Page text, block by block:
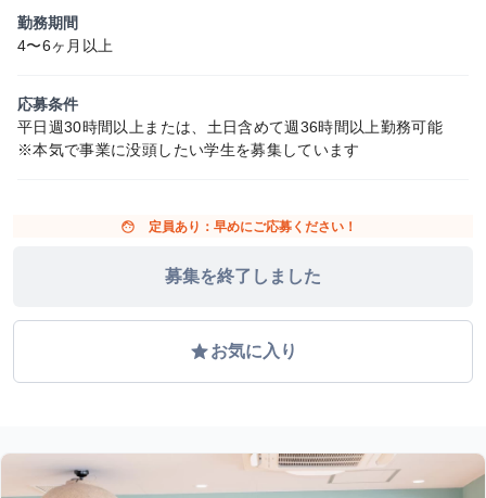
勤務期間
4〜6ヶ月以上
応募条件
平日週30時間以上または、土日含めて週36時間以上勤務可能
※本気で事業に没頭したい学生を募集しています
face 定員あり：早めにご応募ください！
募集を終了しました
gradeお気に入り